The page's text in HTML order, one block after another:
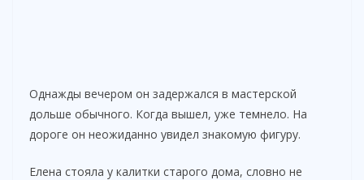
Однажды вечером он задержался в мастерской
дольше обычного. Когда вышел, уже темнело. На
дороге он неожиданно увидел знакомую фигуру.
Елена стояла у калитки старого дома, словно не